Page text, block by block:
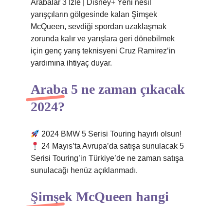
Arabalar 3 İzle | Disney+ Yeni nesil
yarışçıların gölgesinde kalan Şimşek
McQueen, sevdiği spordan uzaklaşmak
zorunda kalır ve yarışlara geri dönebilmek
için genç yarış teknisyeni Cruz Ramirez’in
yardımına ihtiyaç duyar.
Araba 5 ne zaman çıkacak
2024?
2024 BMW 5 Serisi Touring hayırlı olsun!
24 Mayıs’ta Avrupa’da satışa sunulacak 5
Serisi Touring’in Türkiye’de ne zaman satışa
sunulacağı henüz açıklanmadı.
Şimşek McQueen hangi